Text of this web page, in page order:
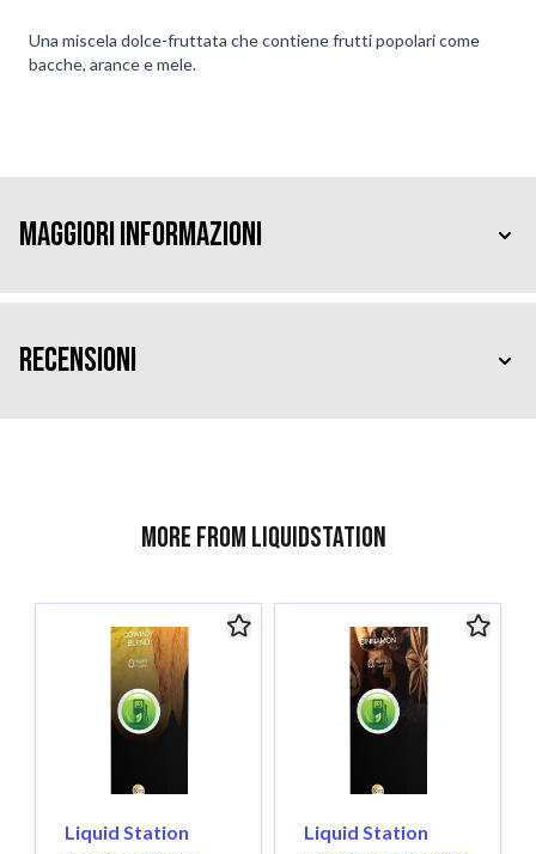
Una miscela dolce-fruttata che contiene frutti popolari come
bacche, arance e mele.
Maggiori Informazioni
Recensioni
More from Liquidstation
Liquid Station
Liquid Station